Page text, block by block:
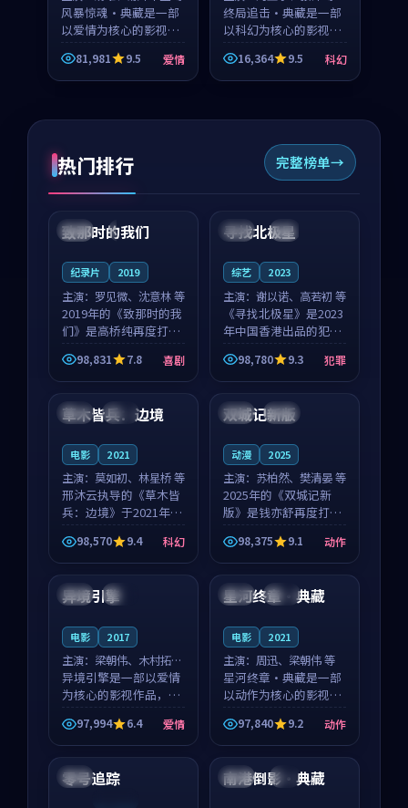
风暴惊魂·典藏是一部
以爱情为核心的影视作
品，围绕危机、反转与
人物成长展开，整体节
奏紧凑，值得推荐观
81,981 9.5 爱情
终局追击·典藏是一部
以科幻为核心的影视作
品，围绕危机、反转与
人物成长展开，整体节
奏紧凑，值得推荐观
16,364 9.5 科幻
热门排行 完整榜单
中国 4K
99:22
致那时的我们
纪录片 2019
主演： 罗见微、沈意林 等
2019年的《致那时的我
们》是高桥纯再度打磨
的喜剧佳作。中国大陆
的取景与都市寓言的氛
围相互成就，罗见微与
沈意林的对手戏自然克
制，让整部影片在悬
98,831 7.8 喜剧
中国 4K
99:18
寻找北极星
综艺 2023
主演： 谢以诺、高若初 等
《寻找北极星》是2023
年中国香港出品的犯罪
新作，主创团队希望用
公路冒险的故事让观众
停下来想一想。谢以诺
领衔，高若初担任重要
角色，戚南柯的叙事
98,780 9.3 犯罪
泰国 独播
草木皆兵：边境
电影 2021
主演： 莫如初、林星桥 等
邢沐云执导的《草木皆
兵：边境》于2021年面
世，泰国的城市气质与
校园青春的人物心境共
同构筑了影片基调。莫
如初、林星桥用细腻的
表演撑起整部科幻电
98,570 9.4 科幻
中国 独播
双城记新版
动漫 2025
主演： 苏柏然、樊清晏 等
2025年的《双城记新
版》是钱亦舒再度打磨
的动作佳作。中国大陆
的取景与沙漠探险的氛
围相互成就，苏柏然与
樊清晏的对手戏自然克
制，让整部影片在悬念
98,375 9.1 动作
英国 杜比
异境引擎
电影 2017
主演： 梁朝伟、木村拓哉
等
异境引擎是一部以爱情
为核心的影视作品，围
绕危机、反转与人物成
长展开，整体节奏紧
凑，值得推荐观看。
97,994 6.4 爱情
中国 完结
星河终章·典藏
电影 2021
主演： 周迅、梁朝伟 等
星河终章·典藏是一部
以动作为核心的影视作
品，围绕危机、反转与
人物成长展开，整体节
奏紧凑，值得推荐观
看。
97,840 9.2 动作
日本
零号追踪 中国 4K
南港倒影·典藏